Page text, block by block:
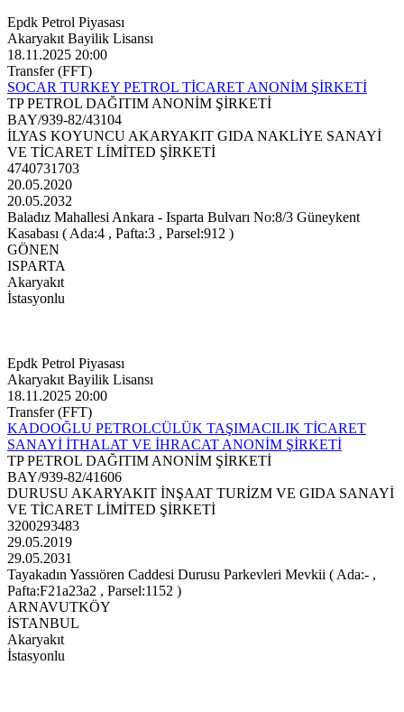
Epdk Petrol Piyasası
Akaryakıt Bayilik Lisansı
18.11.2025 20:00
Transfer (FFT)
SOCAR TURKEY PETROL TİCARET ANONİM ŞİRKETİ
TP PETROL DAĞITIM ANONİM ŞİRKETİ
BAY/939-82/43104
İLYAS KOYUNCU AKARYAKIT GIDA NAKLİYE SANAYİ
VE TİCARET LİMİTED ŞİRKETİ
4740731703
20.05.2020
20.05.2032
Baladız Mahallesi Ankara - Isparta Bulvarı No:8/3 Güneykent
Kasabası ( Ada:4 , Pafta:3 , Parsel:912 )
GÖNEN
ISPARTA
Akaryakıt
İstasyonlu
Epdk Petrol Piyasası
Akaryakıt Bayilik Lisansı
18.11.2025 20:00
Transfer (FFT)
KADOOĞLU PETROLCÜLÜK TAŞIMACILIK TİCARET
SANAYİ İTHALAT VE İHRACAT ANONİM ŞİRKETİ
TP PETROL DAĞITIM ANONİM ŞİRKETİ
BAY/939-82/41606
DURUSU AKARYAKIT İNŞAAT TURİZM VE GIDA SANAYİ
VE TİCARET LİMİTED ŞİRKETİ
3200293483
29.05.2019
29.05.2031
Tayakadın Yassıören Caddesi Durusu Parkevleri Mevkii ( Ada:- ,
Pafta:F21a23a2 , Parsel:1152 )
ARNAVUTKÖY
İSTANBUL
Akaryakıt
İstasyonlu